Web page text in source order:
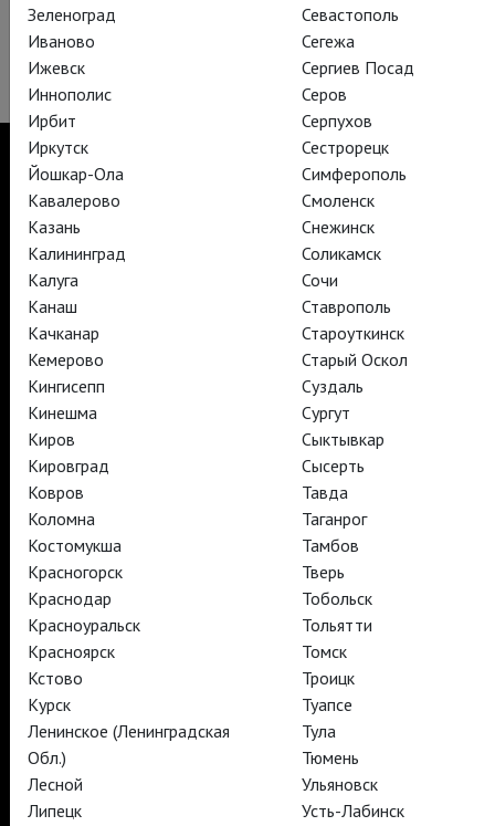
Билеты на премьеру этой удивительной камерной драмы,
которая состоится 7 октября, можно приобрести уже
сегодня на нашем сайте.
TheatreHD
TheatreHD Опера
TheatreHD Балет в кино
АРТ-ЛЕКТОРИЙ В КИНО
TheatreHD
АРТ-ЛЕКТОРИЙ В КИНО
TheatreHD
TheatreHD Опера
TheatreHD Балет в кино
АРТ-ЛЕКТОРИЙ В КИНО
TheatreHD
Подписаться на рассылку
Поддержать
Стать волонтёром
Как организовать показ в вашем городе
Контакты
18+
Зеленоград
Иваново
Ижевск
Иннополис
Ирбит
Иркутск
Йошкар-Ола
Кавалерово
Казань
Калининград
Калуга
Канаш
Качканар
Кемерово
Кингисепп
Кинешма
Киров
Кировград
Ковров
Коломна
Костомукша
Красногорск
Краснодар
Красноуральск
Красноярск
Кстово
Курск
Ленинское (Ленинградская
Обл.)
Лесной
Липецк
Севастополь
Сегежа
Сергиев Посад
Серов
Серпухов
Сестрорецк
Симферополь
Смоленск
Снежинск
Соликамск
Сочи
Ставрополь
Староуткинск
Старый Оскол
Суздаль
Сургут
Сыктывкар
Сысерть
Тавда
Таганрог
Тамбов
Тверь
Тобольск
Тольятти
Томск
Троицк
Туапсе
Тула
Тюмень
Ульяновск
Усть-Лабинск